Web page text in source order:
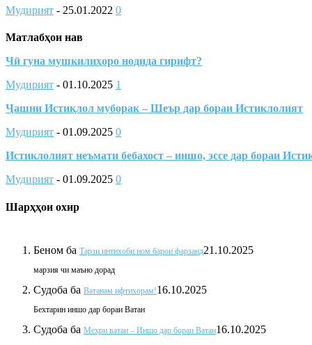
Мудирият - 25.01.2022 0
Матлабҳои нав
Чӣ гуна мушкилиҳоро нодида гирифт?
Мудирият - 01.10.2025 1
Ҷашни Истиқлол муборак – Шеър дар бораи Истиклолият
Мудирият - 01.09.2025 0
Истиклолият неъмати бебахост – иншо, эссе дар бораи
Мудирият - 01.09.2025 0
Шарҳҳои охир
Беном ба Тарзи интихоби ном барои фарзанд21.10.2025
марзия чи маъно дорад
Судоба ба Ватанам ифтихорам!16.10.2025
Бехтарин иншо дар бораи Ватан
Судоба ба Меҳри ватан – Иншо дар бораи Ватан16.10.2025